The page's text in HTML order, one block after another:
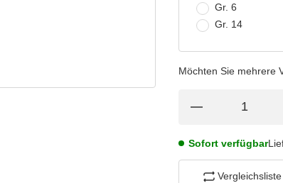
Gr. 6
Gr. 14
Möchten Sie mehrere
Sofort verfügbar
Vergleichsliste